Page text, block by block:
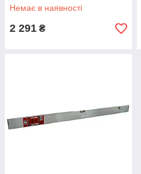
Немає в наявності
2 291 ₴